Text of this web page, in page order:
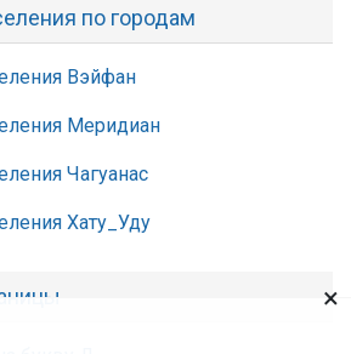
по городам
Вэйфан
Меридиан
Чагуанас
Хату_Уду
×